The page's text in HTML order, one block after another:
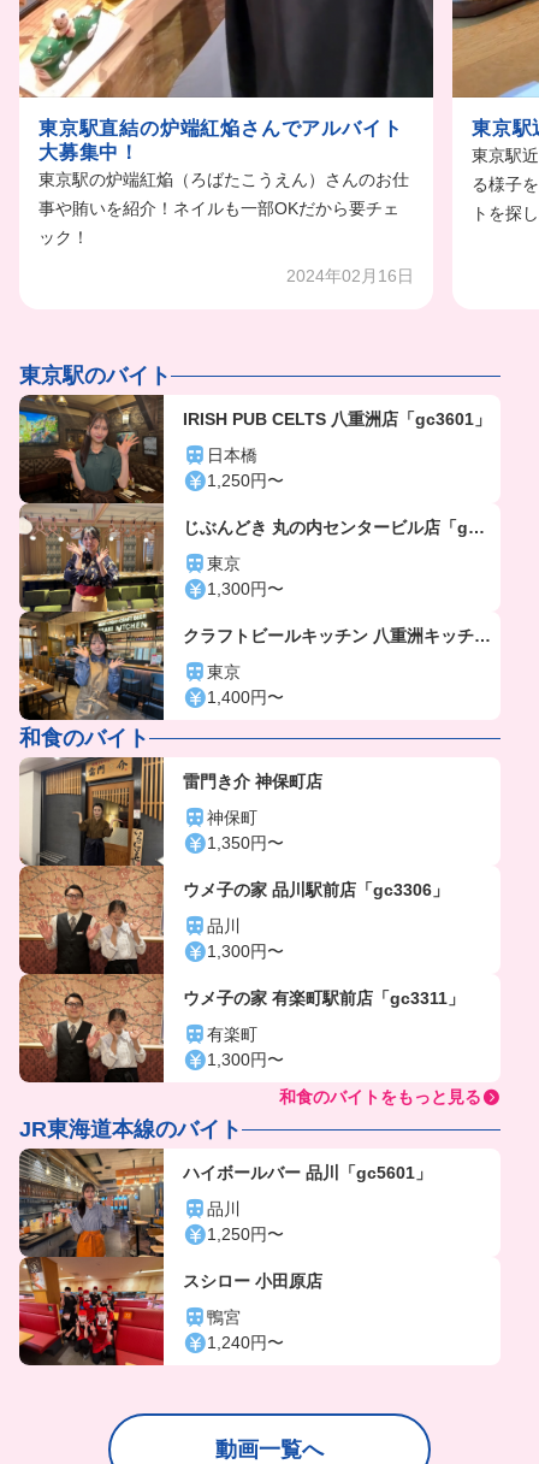
東京駅直結の炉端紅焔さんでアルバイト
大募集中！
東京駅の炉端紅焔（ろばたこうえん）さんのお仕
事や賄いを紹介！ネイルも一部OKだから要チェ
ック！
2024年02月16日
東京駅
東京駅
る様子
トを探
東京駅のバイト
IRISH PUB CELTS 八重洲店「gc3601」
日本橋
1,250円〜
じぶんどき 丸の内センタービル店「gc5
920」
東京
1,300円〜
クラフトビールキッチン 八重洲キッチン
「gc5810」
東京
1,400円〜
和食のバイト
雷門き介 神保町店
神保町
1,350円〜
ウメ子の家 品川駅前店「gc3306」
品川
1,300円〜
ウメ子の家 有楽町駅前店「gc3311」
有楽町
1,300円〜
和食のバイトをもっと見る
JR東海道本線のバイト
ハイボールバー 品川「gc5601」
品川
1,250円〜
スシロー 小田原店
鴨宮
1,240円〜
動画一覧へ